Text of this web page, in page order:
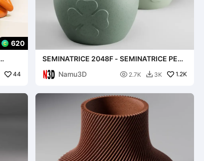
620
44
SEMINATRICE 2048F - SEMINATRICE PER
Namu3D
 2.7K  3K 1.2K